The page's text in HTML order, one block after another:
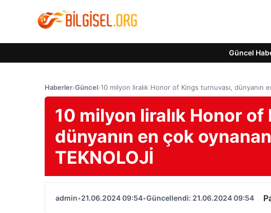
Güncel
Haberler›Güncel›10 milyon liralık Honor of Kings turnuvası, dünyanın
10 milyon liralık Honor of
dünyanın en çok
TEKNOLOJİ
admin•21.06.2024 09:54•Güncellendi: 21.06.2024 09:54